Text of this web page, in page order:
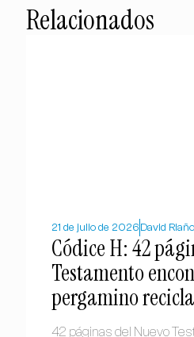
Relacionados
21 de julio de 2026 David Riaño
Códice H: 42
Testamento
pergamino
42 páginas del Nuevo